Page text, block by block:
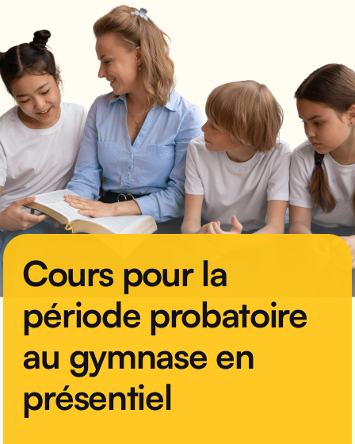
Cours pour la
période probatoire
au gymnase en
présentiel